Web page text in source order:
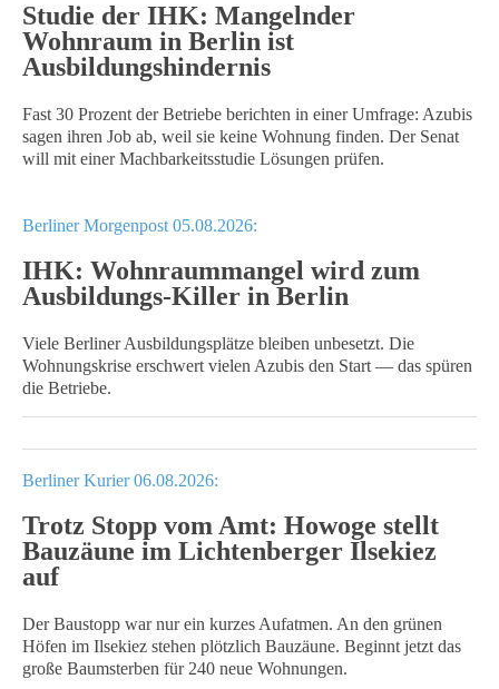
Studie der IHK: Mangelnder
Wohnraum in Berlin ist
Ausbildungshindernis
Fast 30 Prozent der Betriebe berichten in einer Umfrage: Azubis
sagen ihren Job ab, weil sie keine Wohnung finden. Der Senat
will mit einer Machbarkeitsstudie Lösungen prüfen.
Berliner Morgenpost 05.08.2026:
IHK: Wohnraummangel wird zum
Ausbildungs-Killer in Berlin
Viele Berliner Ausbildungsplätze bleiben unbesetzt. Die
Wohnungskrise erschwert vielen Azubis den Start — das spüren
die Betriebe.
Berliner Kurier 06.08.2026:
Trotz Stopp vom Amt: Howoge stellt
Bauzäune im Lichtenberger Ilsekiez
auf
Der Baustopp war nur ein kurzes Aufatmen. An den grünen
Höfen im Ilsekiez stehen plötzlich Bauzäune. Beginnt jetzt das
große Baumsterben für 240 neue Wohnungen.